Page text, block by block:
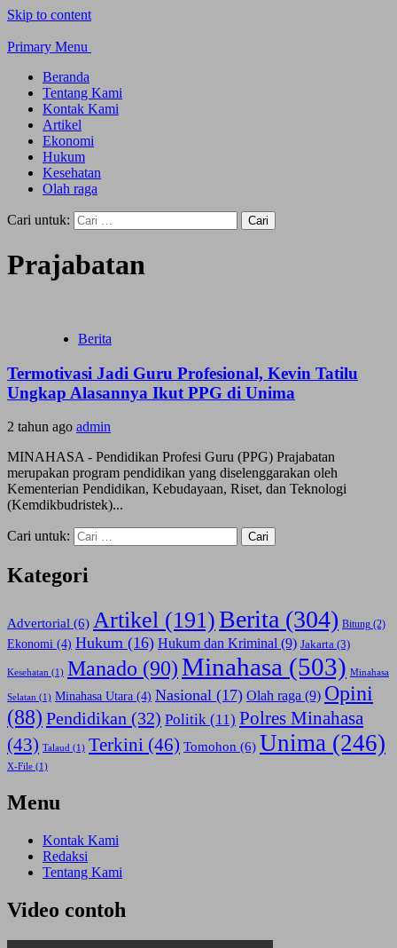
Skip to content
Primary Menu
Beranda
Tentang Kami
Kontak Kami
Artikel
Ekonomi
Hukum
Kesehatan
Olah raga
Cari untuk:
Prajabatan
Berita
Termotivasi Jadi Guru Profesional, Kevin Tatilu
Ungkap Alasannya Ikut PPG di Unima
2 tahun ago admin
MINAHASA - Pendidikan Profesi Guru (PPG) Prajabatan
merupakan program pendidikan yang diselenggarakan oleh
Kementerian Pendidikan, Kebudayaan, Riset, dan Teknologi
(Kemdikbudristek)...
Cari untuk:
Kategori
Advertorial (6) Artikel (191)Berita (304) Bitung (2)
Ekonomi (4) Hukum (16) Hukum dan Kriminal (9) Jakarta (3)
Kesehatan (1) Manado (90) Minahasa (503) Minahasa
Selatan (1) Minahasa Utara (4) Nasional (17) Olah raga (9) Opini
(88) Pendidikan (32) Politik (11) Polres Minahasa
(43) Talaud (1) Terkini (46) Tomohon (6) Unima (246)
X-File (1)
Menu
Kontak Kami
Redaksi
Tentang Kami
Video contoh